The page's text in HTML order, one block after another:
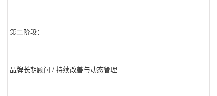
第二阶段：
品牌长期顾问 / 持续改善与动态管理